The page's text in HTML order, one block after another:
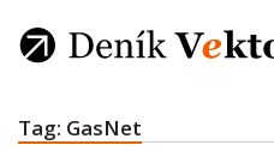
Tag: GasNet